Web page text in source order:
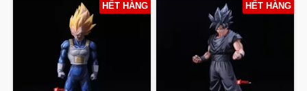
HẾT HÀNG HẾT HÀNG